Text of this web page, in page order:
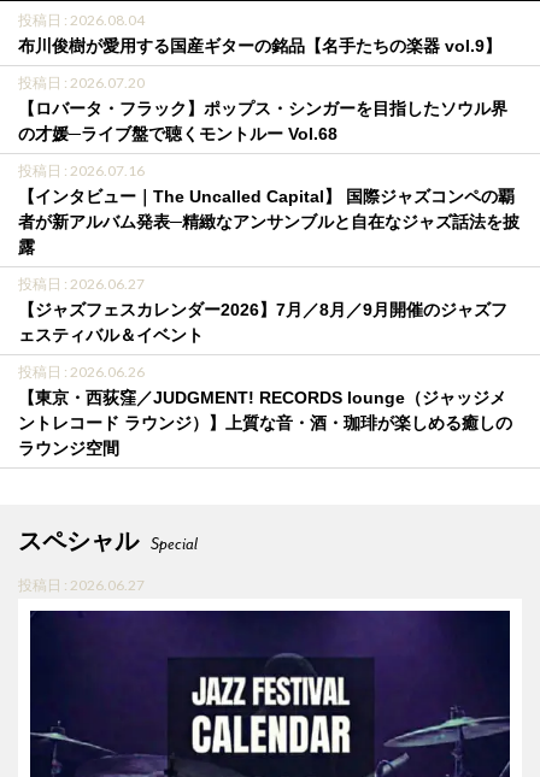
投稿日 : 2026.08.04
布川俊樹が愛用する国産ギターの銘品【名手たちの楽器 vol.9】
投稿日 : 2026.07.20
【ロバータ・フラック】ポップス・シンガーを目指したソウル界
の才媛─ライブ盤で聴くモントルー Vol.68
投稿日 : 2026.07.16
【インタビュー｜The Uncalled Capital】 国際ジャズコンペの覇
者が新アルバム発表─精緻なアンサンブルと自在なジャズ話法を披
露
投稿日 : 2026.06.27
【ジャズフェスカレンダー2026】7月／8月／9月開催のジャズフ
ェスティバル＆イベント
投稿日 : 2026.06.26
【東京・西荻窪／JUDGMENT! RECORDS lounge（ジャッジメ
ントレコード ラウンジ）】上質な音・酒・珈琲が楽しめる癒しの
ラウンジ空間
スペシャル Special
投稿日 : 2026.06.27